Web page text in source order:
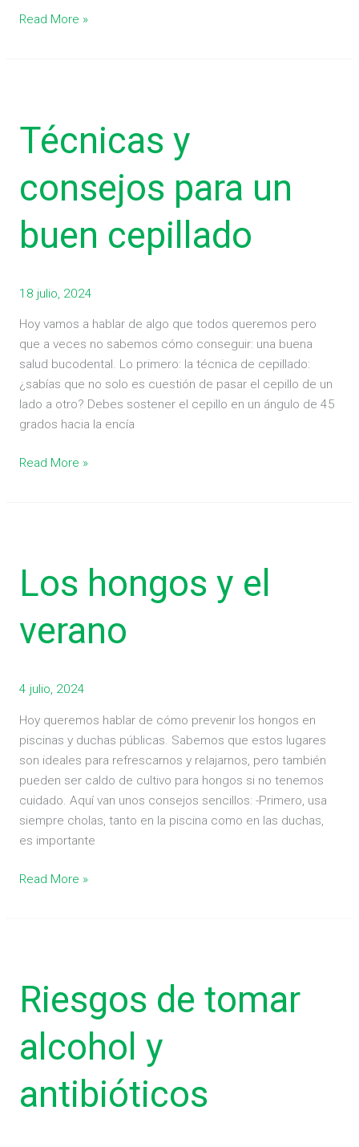
Read More »
Técnicas y
consejos para un
buen cepillado
18 julio, 2024
Hoy vamos a hablar de algo que todos queremos pero
que a veces no sabemos cómo conseguir: una buena
salud bucodental. Lo primero: la técnica de cepillado:
¿sabías que no solo es cuestión de pasar el cepillo de un
lado a otro? Debes sostener el cepillo en un ángulo de 45
grados hacia la encía
consejos
para
buen
Read More »
Los hongos y el
verano
4 julio, 2024
Hoy queremos hablar de cómo prevenir los hongos en
piscinas y duchas públicas. Sabemos que estos lugares
son ideales para refrescarnos y relajarnos, pero también
pueden ser caldo de cultivo para hongos si no tenemos
cuidado. Aquí van unos consejos sencillos: -Primero, usa
siempre cholas, tanto en la piscina como en las duchas,
es importante
y
el
Read More »
Riesgos de tomar
alcohol y
antibióticos
tomar
alcohol
antibióticos